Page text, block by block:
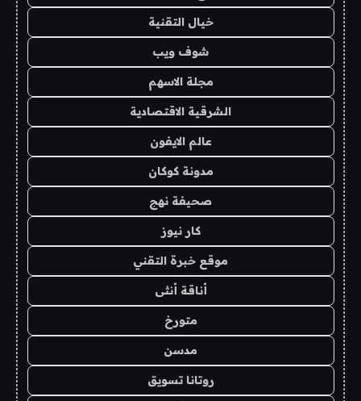
خيال التقنية
شوف ويب
مجلة الاسهم
الشرقية الاقتصادية
عالم الايفون
مدونة كوكان
صحيفة نهج
كار نيوز
موقع خبرة التقني
أناقة أنثى
متورخ
مدسن
روتانا تسويق